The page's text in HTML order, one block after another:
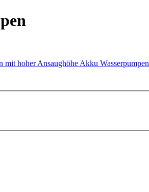
mit hoher Ansaughöhe Akku Wasserpumpen